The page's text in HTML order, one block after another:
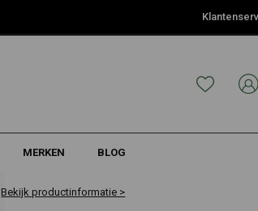
MERKEN BLOG
€479,95
Bekijk productinformatie >